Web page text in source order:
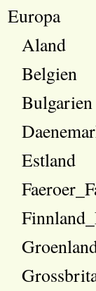
Europa
Aland
Belgien
Bulgarien
Estland